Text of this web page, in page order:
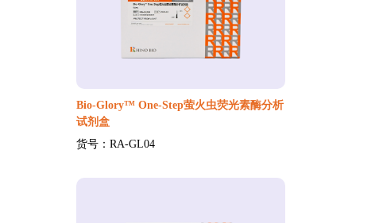
Bio-Glory™ One-Step萤火虫荧光素酶分析
试剂盒
货号：RA-GL04